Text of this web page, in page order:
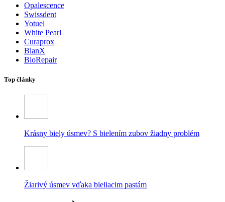
Opalescence
Swissdent
Yotuel
White Pearl
Curaprox
BlanX
BioRepair
Top články
Krásny biely úsmev? S bielením zubov žiadny problém
Žiarivý úsmev vďaka bieliacim pastám